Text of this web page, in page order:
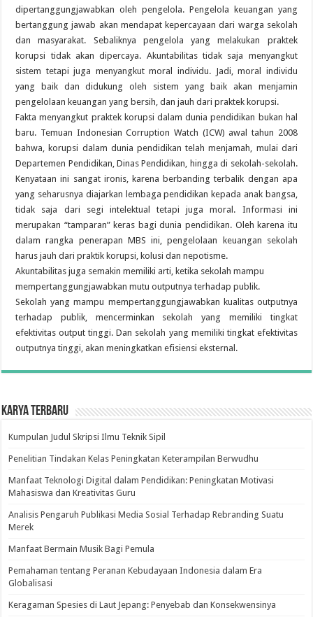
dipertanggungjawabkan oleh pengelola. Pengelola keuangan yang
bertanggung jawab akan mendapat kepercayaan dari warga sekolah
dan masyarakat. Sebaliknya pengelola yang melakukan praktek
korupsi tidak akan dipercaya. Akuntabilitas tidak saja menyangkut
sistem tetapi juga menyangkut moral individu. Jadi, moral individu
yang baik dan didukung oleh sistem yang baik akan menjamin
pengelolaan keuangan yang bersih, dan jauh dari praktek korupsi.
Fakta menyangkut praktek korupsi dalam dunia pendidikan bukan hal
baru. Temuan Indonesian Corruption Watch (ICW) awal tahun 2008
bahwa, korupsi dalam dunia pendidikan telah menjamah, mulai dari
Departemen Pendidikan, Dinas Pendidikan, hingga di sekolah-sekolah.
Kenyataan ini sangat ironis, karena berbanding terbalik dengan apa
yang seharusnya diajarkan lembaga pendidikan kepada anak bangsa,
tidak saja dari segi intelektual tetapi juga moral. Informasi ini
merupakan “tamparan” keras bagi dunia pendidikan. Oleh karena itu
dalam rangka penerapan MBS ini, pengelolaan keuangan sekolah
harus jauh dari praktik korupsi, kolusi dan nepotisme.
Akuntabilitas juga semakin memiliki arti, ketika sekolah mampu
mempertanggungjawabkan mutu outputnya terhadap publik.
Sekolah yang mampu mempertanggungjawabkan kualitas outputnya
terhadap publik, mencerminkan sekolah yang memiliki tingkat
efektivitas output tinggi. Dan sekolah yang memiliki tingkat efektivitas
outputnya tinggi, akan meningkatkan efisiensi eksternal.
Karya Terbaru
Kumpulan Judul Skripsi Ilmu Teknik Sipil
Penelitian Tindakan Kelas Peningkatan Keterampilan Berwudhu
Manfaat Teknologi Digital dalam Pendidikan: Peningkatan Motivasi
Mahasiswa dan Kreativitas Guru
Analisis Pengaruh Publikasi Media Sosial Terhadap Rebranding Suatu
Merek
Manfaat Bermain Musik Bagi Pemula
Pemahaman tentang Peranan Kebudayaan Indonesia dalam Era
Globalisasi
Keragaman Spesies di Laut Jepang: Penyebab dan Konsekwensinya